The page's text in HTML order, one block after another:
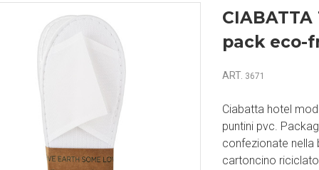
CIABATTA
pack eco-
ART. 3671
Ciabatta hotel
puntini pvc.
confezionate nella
cartoncino